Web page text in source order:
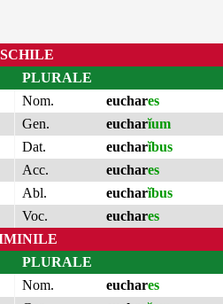
PLURALE
Nom.
euchares
Gen.
eucharĭum
Dat.
eucharĭbus
Acc.
euchares
Abl.
eucharĭbus
Voc.
euchares
PLURALE
Nom.
euchares